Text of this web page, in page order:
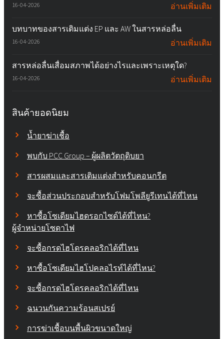
16-04-2026 อ่านเพิ่มเติม
บทบาทของสารเติมแต่ง EP และ AW ในสารหล่อลื่น
16-04-2026 อ่านเพิ่มเติม
สารหล่อลื่นเสื่อมสภาพได้อย่างไรและเพราะเหตุใด?
16-04-2026 อ่านเพิ่มเติม
สินค้ายอดนิยม
น้ำยาฆ่าเชื้อ
พบกับ PCC Group – ผู้ผลิตวัตถุดิบยา
สารผสมและสารเติมแต่งสำหรับคอนกรีต
จะซื้อส่วนประกอบสำหรับโฟมโพลียูรีเทนได้ที่ไหน
หาซื้อโซเดียมไฮดรอกไซด์ได้ที่ไหน?
ผู้จำหน่ายโซดาไฟ
จะซื้อกรดไฮโดรคลอริกได้ที่ไหน
หาซื้อโซเดียมไฮโปคลอไรท์ได้ที่ไหน?
จะซื้อกรดไฮโดรคลอริกได้ที่ไหน
ฉนวนกันความร้อนสเปรย์
การฆ่าเชื้อบนพื้นผิวขนาดใหญ่